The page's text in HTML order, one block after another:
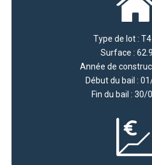
Type de lot :
Surface :
Année de
Début du bail :
Fin du bail : 30/